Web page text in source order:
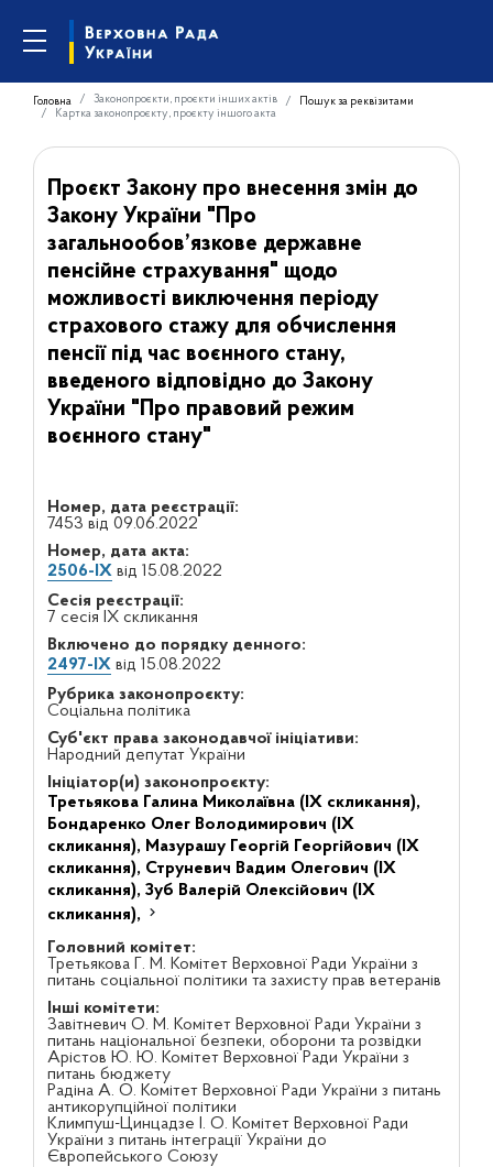
Головна Законопроєкти, проєкти інших актів
Пошук за реквізитами
Картка законопроєкту, проєкту іншого акта
Проєкт Закону про внесення змін до
Закону України "Про
загальнообов’язкове державне
пенсійне страхування" щодо
можливості виключення періоду
страхового стажу для обчислення
пенсії під час воєнного стану,
введеного відповідно до Закону
України "Про правовий режим
воєнного стану"
Номер, дата реєстрації:
7453 від 09.06.2022
Номер, дата акта:
2506-IXвід 15.08.2022
Сесія реєстрації:
7 сесія IX скликання
Включено до порядку денного:
2497-IXвід 15.08.2022
Рубрика законопроєкту:
Соціальна політика
Суб'єкт права законодавчої ініціативи:
Народний депутат України
Ініціатор(и) законопроєкту:
Третьякова Галина Миколаївна (IX скликання),
Бондаренко Олег Володимирович (IX
скликання), Мазурашу Георгій Георгійович (IX
скликання), Струневич Вадим Олегович (IX
скликання), Зуб Валерій Олексійович (IX
скликання),
Головний комітет:
Третьякова Г. М. Комітет Верховної Ради України з
питань соціальної політики та захисту прав ветеранів
Інші комітети:
Завітневич О. М. Комітет Верховної Ради України з
питань національної безпеки, оборони та розвідки
Арістов Ю. Ю. Комітет Верховної Ради України з
питань бюджету
Радіна А. О. Комітет Верховної Ради України з питань
антикорупційної політики
Климпуш-Цинцадзе І. О. Комітет Верховної Ради
України з питань інтеграції України до
Європейського Союзу